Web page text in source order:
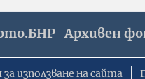
Архивен
използване на сайта